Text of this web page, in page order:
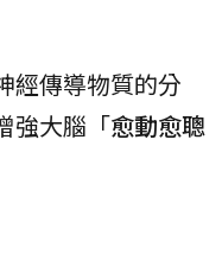
經傳導物質的分
強大腦「愈動愈聰